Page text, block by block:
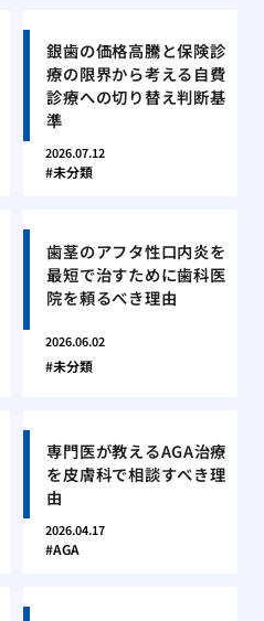
銀歯の価格高騰と保険診
療の限界から考える自費
診療への切り替え判断基
準
2026.07.12
未分類
歯茎のアフタ性口内炎を
最短で治すために歯科医
院を頼るべき理由
2026.06.02
未分類
専門医が教えるAGA治療
を皮膚科で相談すべき理
由
2026.04.17
AGA